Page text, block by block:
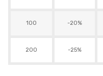
100 -20%
200 -25%